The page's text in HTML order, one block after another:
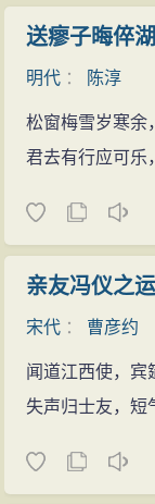
送瘳子晦倅
明代 ： 陈淳
松窗梅雪岁寒余
君去有行应可乐
亲友冯仪之
宋代 ： 曹彦约
闻道江西使，宾
失声归士友，短